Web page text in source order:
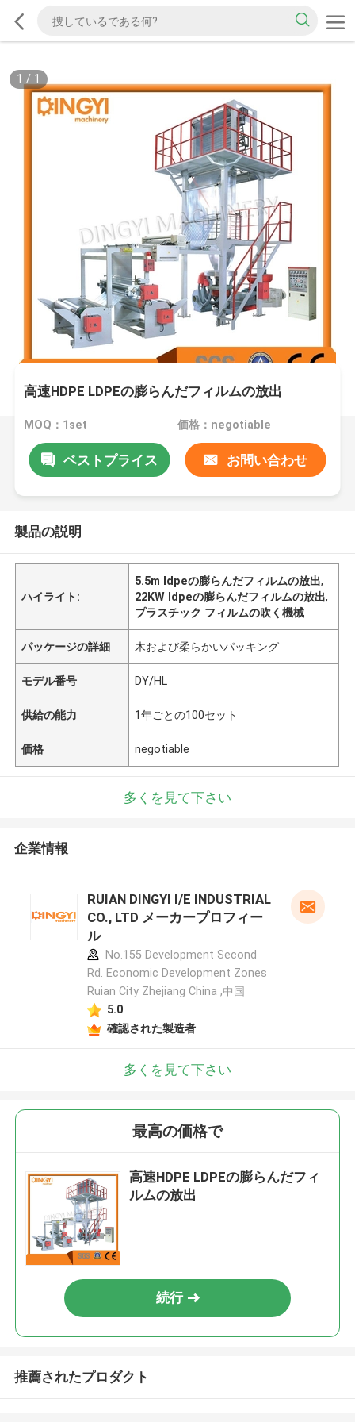
1 / 1
高速HDPE LDPEの膨らんだフィルムの放出
MOQ：1set 価格：negotiable
ベストプライス お問い合わせ
製品の説明
ハイライト:
5.5m ldpeの膨らんだフィルムの放出,
22KW ldpeの膨らんだフィルムの放出,
プラスチック フィルムの吹く機械
パッケージの詳細 木および柔らかいパッキング
モデル番号 DY/HL
供給の能力 1年ごとの100セット
価格 negotiable
多くを見て下さい
企業情報
RUIAN DINGYI I/E INDUSTRIAL
CO., LTD メーカープロフィー
ル
No.155 Development Second
Rd. Economic Development Zones
Ruian City Zhejiang China ,中国
5.0
確認された製造者
多くを見て下さい
最高の価格で
高速HDPE LDPEの膨らんだフィ
ルムの放出
続行
推薦されたプロダクト